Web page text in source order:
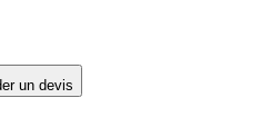
un devis